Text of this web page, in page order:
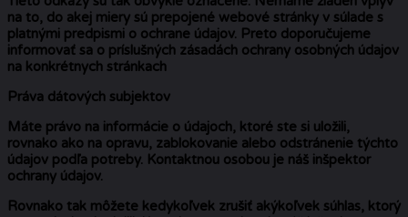
na to, do akej miery sú prepojené webové stránky v súlade s
platnými predpismi o ochrane údajov. Preto doporučujeme
informovať sa o príslušných zásadách ochrany osobných údajov
na konkrétnych stránkach
Práva dátových subjektov
Máte právo na informácie o údajoch, ktoré ste si uložili,
rovnako ako na opravu, zablokovanie alebo odstránenie týchto
údajov podľa potreby. Kontaktnou osobou je náš inšpektor
ochrany údajov.
Rovnako tak môžete kedykoľvek zrušiť akýkoľvek súhlas, ktorý